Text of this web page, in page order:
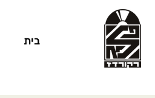
בית